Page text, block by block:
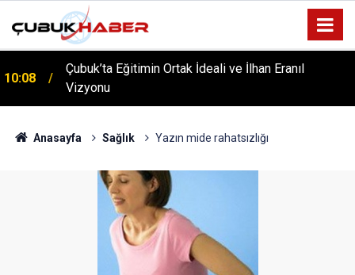
Çubuk’ta Eğitimin Ortak İdeali ve İlhan Eranıl
Vizyonu
12:06
ÇUBUK’TA ‘YAZA MERHABA’ COŞKUSU: Kursiyerler
Gönüllerince Eğlendi!
Anasayfa Sağlık Yazın mide rahatsızlığı